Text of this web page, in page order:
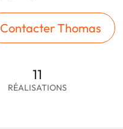
Contacter Thomas
11
RÉALISATIONS